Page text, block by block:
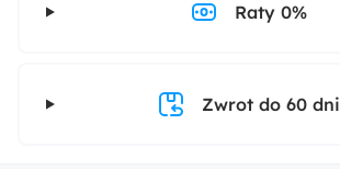
Raty 0%
Zwrot do 60 dni